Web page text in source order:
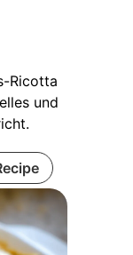
Ricotta
und